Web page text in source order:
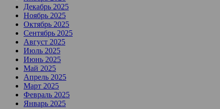
Декабрь 2025
Ноябрь 2025
Октябрь 2025
Сентябрь 2025
Август 2025
Июль 2025
Июнь 2025
Май 2025
Апрель 2025
Март 2025
Февраль 2025
Январь 2025